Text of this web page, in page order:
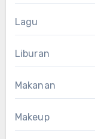
Lagu
Liburan
Makanan
Makeup